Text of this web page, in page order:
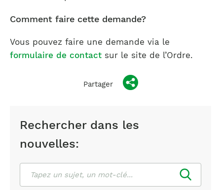
Rechercher dans les
nouvelles:
Comment faire cette demande?
Vous pouvez faire une demande via le
formulaire de contact sur le site de l’Ordre.
Partager